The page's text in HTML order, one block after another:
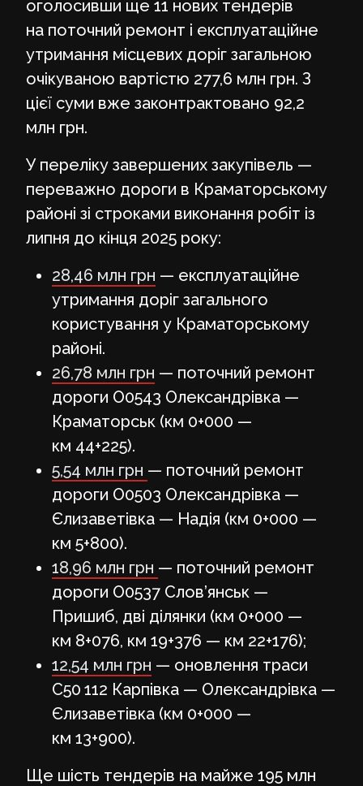
оголосивши ще 11 нових тендерів
на поточний ремонт і експлуатаційне
утримання місцевих доріг загальною
очікуваною вартістю 277,6 млн грн. З
цієї суми вже законтрактовано 92,2
млн грн.
У переліку завершених закупівель —
переважно дороги в Краматорському
районі зі строками виконання робіт із
липня до кінця 2025 року:
28,46 млн грн — експлуатаційне
утримання доріг загального
користування у Краматорському
районі.
26,78 млн грн — поточний ремонт
дороги О0543 Олександрівка —
Краматорськ (км 0+000 —
км 44+225).
5,54 млн грн — поточний ремонт
дороги О0503 Олександрівка —
Єлизаветівка — Надія (км 0+000 —
км 5+800).
18,96 млн грн — поточний ремонт
дороги О0537 Слов’янськ —
Пришиб, дві ділянки (км 0+000 —
км 8+076, км 19+376 — км 22+176);
12,54 млн грн — оновлення траси
С50 112 Карпівка — Олександрівка —
Єлизаветівка (км 0+000 —
км 13+900).
Ще шість тендерів на майже 195 млн